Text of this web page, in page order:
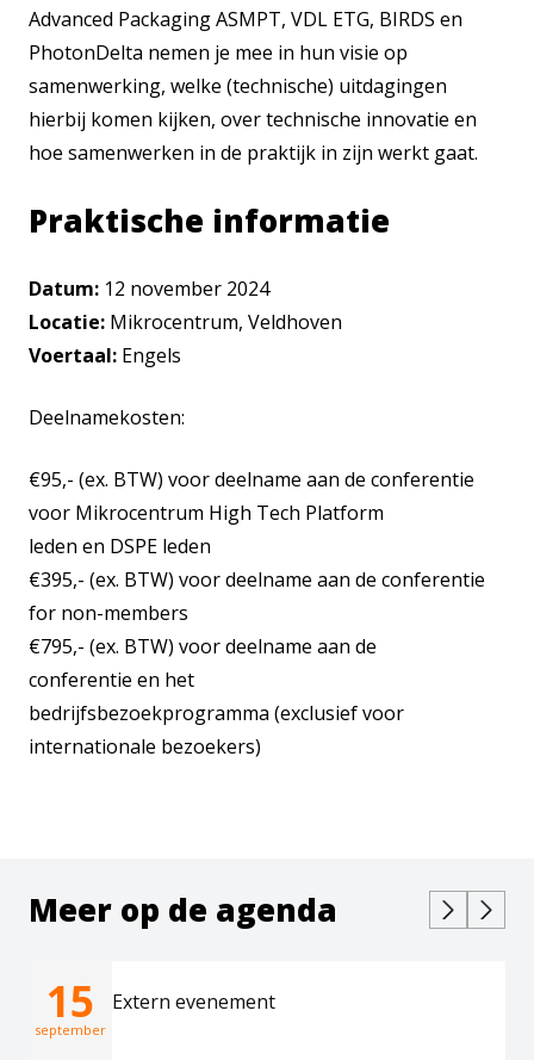
Advanced Packaging ASMPT, VDL ETG, BIRDS en
PhotonDelta nemen je mee in hun visie op
samenwerking, welke (technische) uitdagingen
hierbij komen kijken, over technische innovatie en
hoe samenwerken in de praktijk in zijn werkt gaat.
Praktische informatie
Datum: 12 november 2024
Locatie: Mikrocentrum, Veldhoven
Voertaal: Engels
Deelnamekosten:
€95,- (ex. BTW) voor deelname aan de conferentie
voor Mikrocentrum High Tech Platform
leden en DSPE leden
€395,- (ex. BTW) voor deelname aan de conferentie
for non-members
€795,- (ex. BTW) voor deelname aan de
conferentie en het
bedrijfsbezoekprogramma (exclusief voor
internationale bezoekers)
Meer op de agenda
15
september
Extern evenement